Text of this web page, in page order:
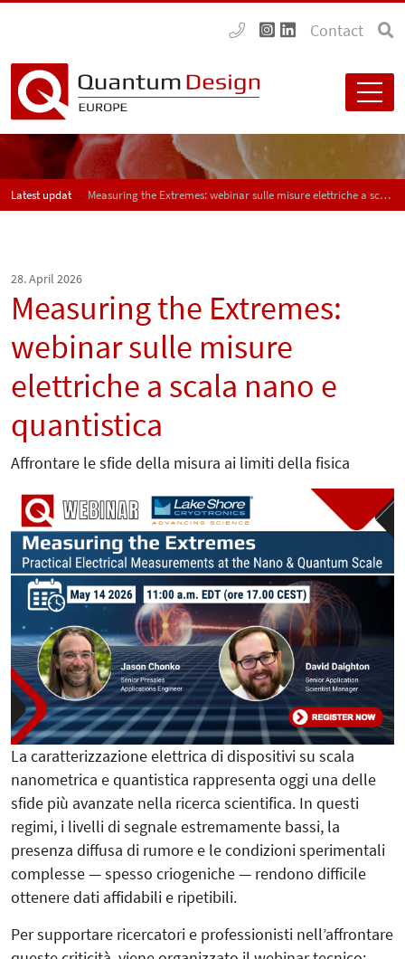
Contact
Latest updates Measuring the Extremes: webinar sulle misure elettriche a scala nano e quantistica
28. April 2026
Measuring the Extremes:
webinar sulle misure
elettriche a scala nano e
quantistica
Affrontare le sfide della misura ai limiti della fisica
La caratterizzazione elettrica di dispositivi su scala
nanometrica e quantistica rappresenta oggi una delle
sfide più avanzate nella ricerca scientifica. In questi
regimi, i livelli di segnale estremamente bassi, la
presenza diffusa di rumore e le condizioni sperimentali
complesse — spesso criogeniche — rendono difficile
ottenere dati affidabili e ripetibili.
Per supportare ricercatori e professionisti nell’affrontare